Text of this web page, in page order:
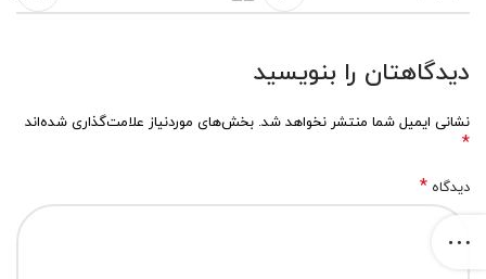
دیدگاهتان را بنویسید
نشانی ایمیل شما منتشر نخواهد شد. بخش‌های موردنیاز علامت‌گذاری شده‌اند
*
دیدگاه *